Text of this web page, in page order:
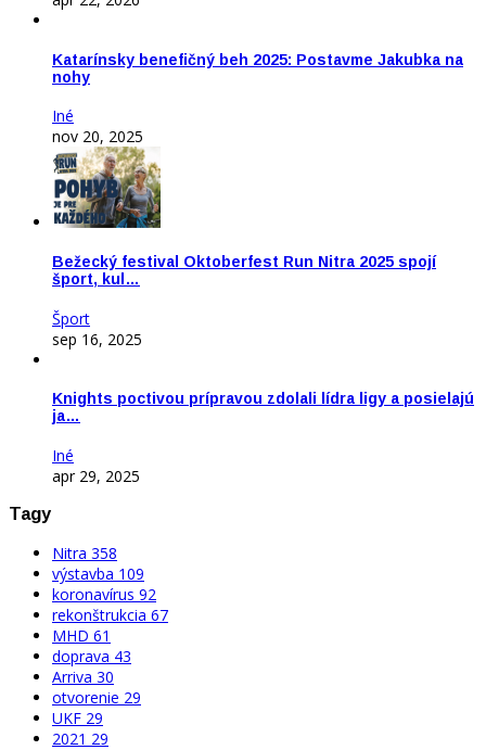
Katarínsky benefičný beh 2025: Postavme Jakubka na
nohy
Iné
nov 20, 2025
Bežecký festival Oktoberfest Run Nitra 2025 spojí
šport, kul…
Šport
sep 16, 2025
Knights poctivou prípravou zdolali lídra ligy a posielajú
ja…
Iné
apr 29, 2025
Tagy
Nitra 358
výstavba 109
koronavírus 92
rekonštrukcia 67
MHD 61
doprava 43
Arriva 30
otvorenie 29
UKF 29
2021 29